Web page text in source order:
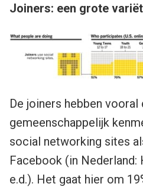
Joiners: een grote
De joiners hebben vooral
gemeenschappelijk
social networking sites
Facebook (in Nederland:
e.d.). Het gaat hier om